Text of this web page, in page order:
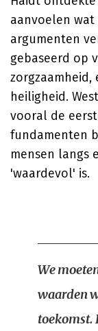
aanvoelen
argumenten
gebaseerd op
heiligheid.
vooral de
fundamenten
mensen langs
'waardevol' is.
We
waarden
toekomst.